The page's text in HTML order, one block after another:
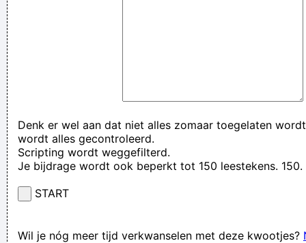
Denk er wel aan dat niet alles zomaar toegelaten
wordt alles gecontroleerd.
Scripting wordt weggefilterd.
Je bijdrage wordt ook beperkt tot 150 leestekens. 150.
START
Wil je nóg meer tijd verkwanselen met deze kwootjes?